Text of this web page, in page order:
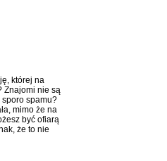
której na
Znajomi nie są
sporo spamu?
mimo że na
być ofiarą
że to nie